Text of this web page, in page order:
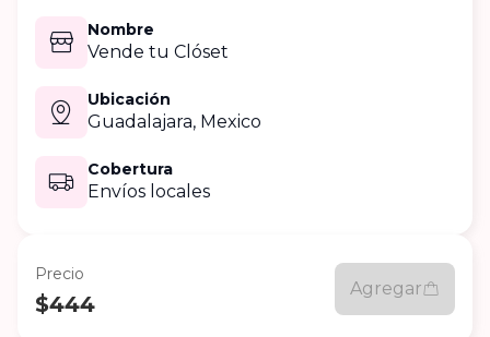
Nombre
Vende tu Clóset
Ubicación
Guadalajara, Mexico
Cobertura
Envíos locales
Precio
$444
Agregar